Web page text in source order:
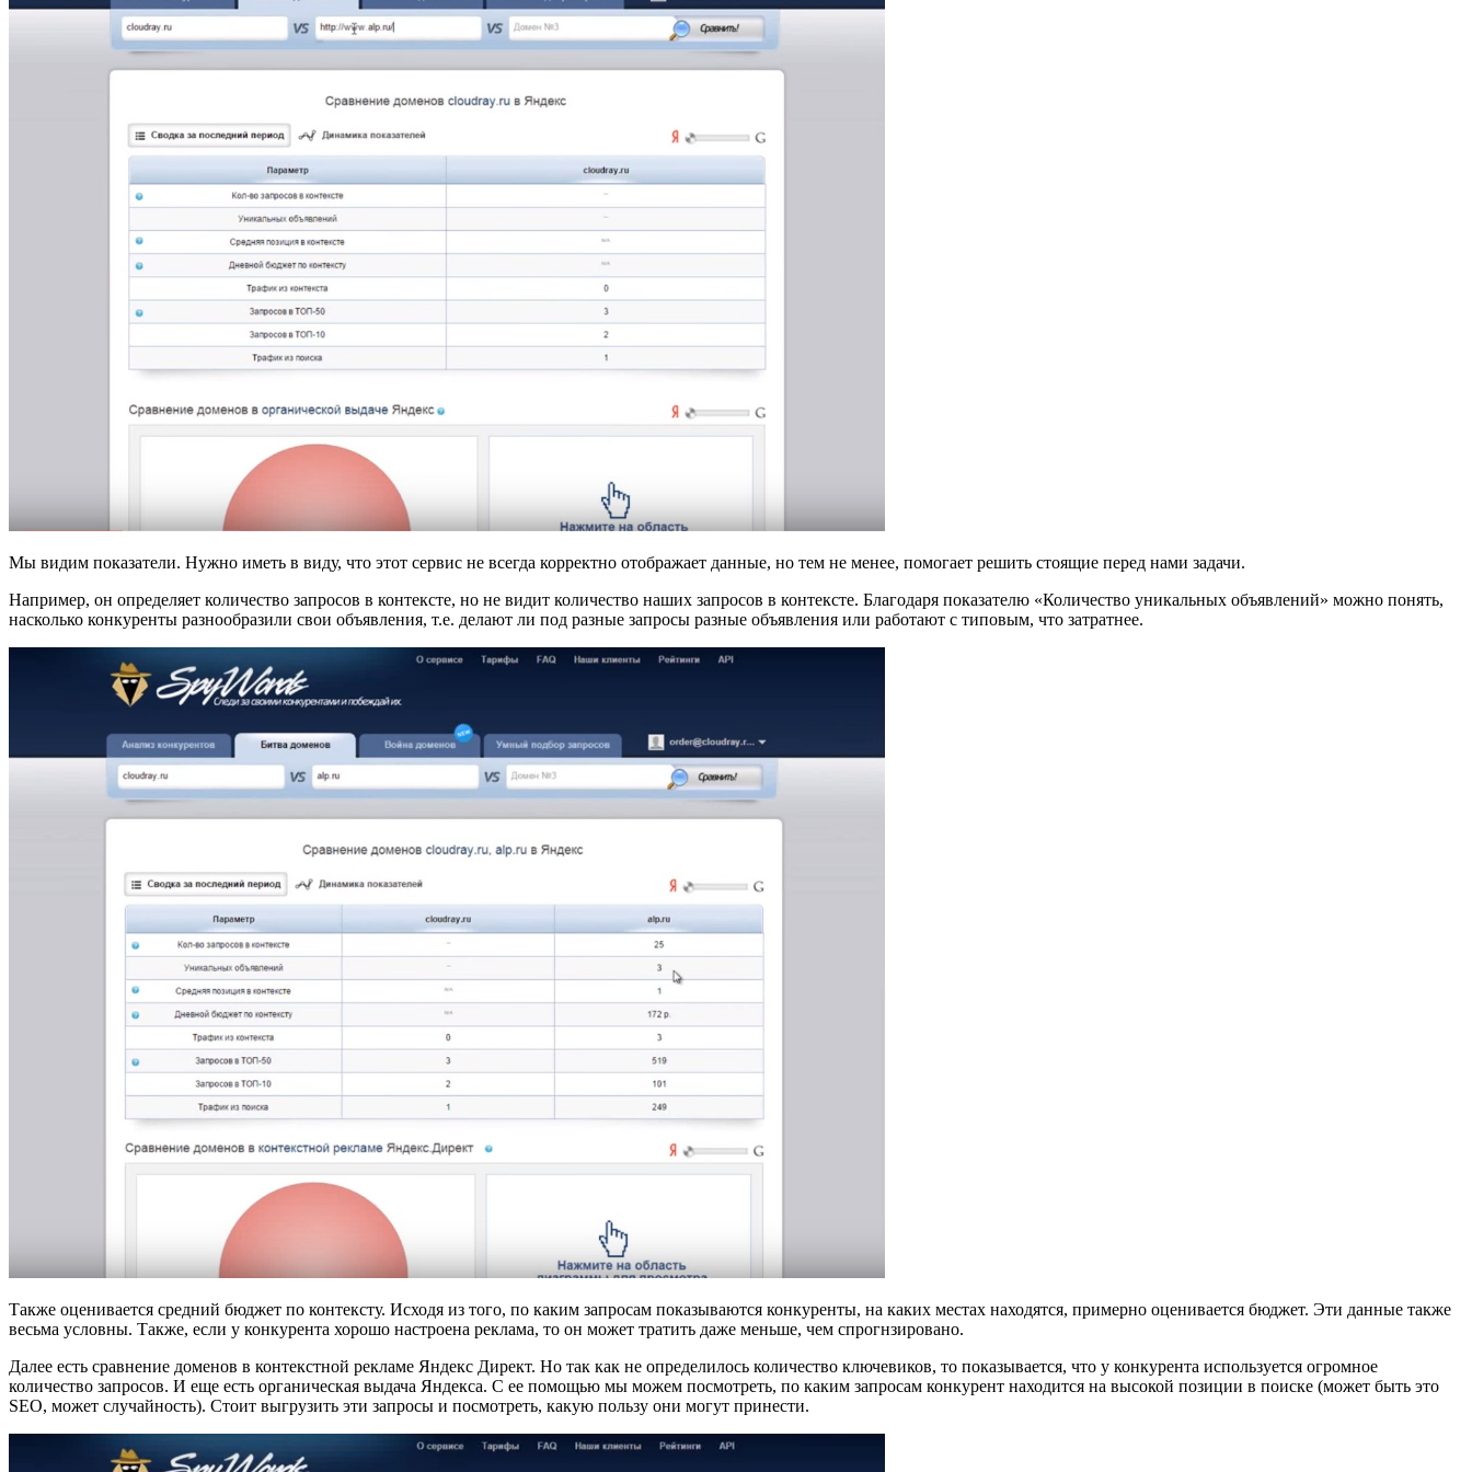
Мы видим показатели. Нужно иметь в виду, что этот сервис не всегда корректно отображает данные, но тем не менее, помогает решить стоящие перед нами задачи.
Например, он определяет количество запросов в контексте, но не видит количество наших запросов в контексте. Благодаря показателю «Количество уникальных объявлений» можно понять,
насколько конкуренты разнообразили свои объявления, т.е. делают ли под разные запросы разные объявления или работают с типовым, что затратнее.
Также оценивается средний бюджет по контексту. Исходя из того, по каким запросам показываются конкуренты, на каких местах находятся, примерно оценивается бюджет. Эти данные также
весьма условны. Также, если у конкурента хорошо настроена реклама, то он может тратить даже меньше, чем спрогнзировано.
Далее есть сравнение доменов в контекстной рекламе Яндекс Директ. Но так как не определилось количество ключевиков, то показывается, что у конкурента используется огромное
количество запросов. И еще есть органическая выдача Яндекса. С ее помощью мы можем посмотреть, по каким запросам конкурент находится на высокой позиции в поиске (может быть это
SEO, может случайность). Стоит выгрузить эти запросы и посмотреть, какую пользу они могут принести.